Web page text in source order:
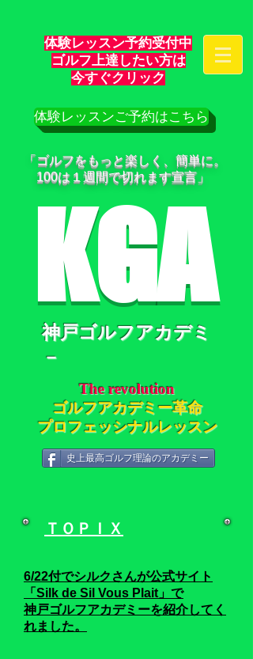
体験レッスン予約受付中
ゴルフ上達したい方は
​今すぐクリック
体験レッスンご予約はこちら
「ゴルフをもっと楽しく、簡単に。
100は１週間で切れます宣言」
KGA
神戸ゴルフアカデミ
－
The revolution
ゴルフアカデミー革命
プロフェッシナルレッスン
史上最高ゴルフ理論のアカデミー
ＴＯＰＩＸ
6/22付でシルクさんが公式サイト
「Silk de Sil Vous Plait」 で
神戸ゴルフアカデミーを紹介してく
れました。